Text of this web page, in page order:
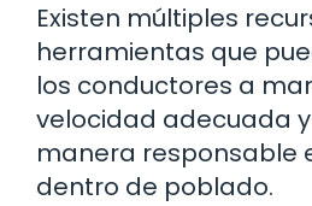
Existen múltiples
herramientas que
los conductores a
velocidad adecuada
manera responsable
dentro de poblado.